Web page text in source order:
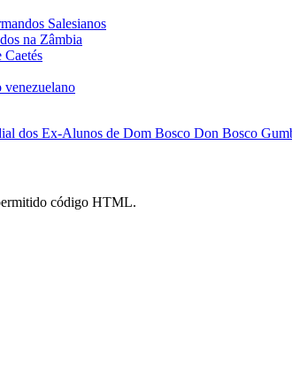
Salesianos
na Zâmbia
Caetés
venezuelano
dos Ex-Alunos de Dom Bosco Don Bosco
código HTML.